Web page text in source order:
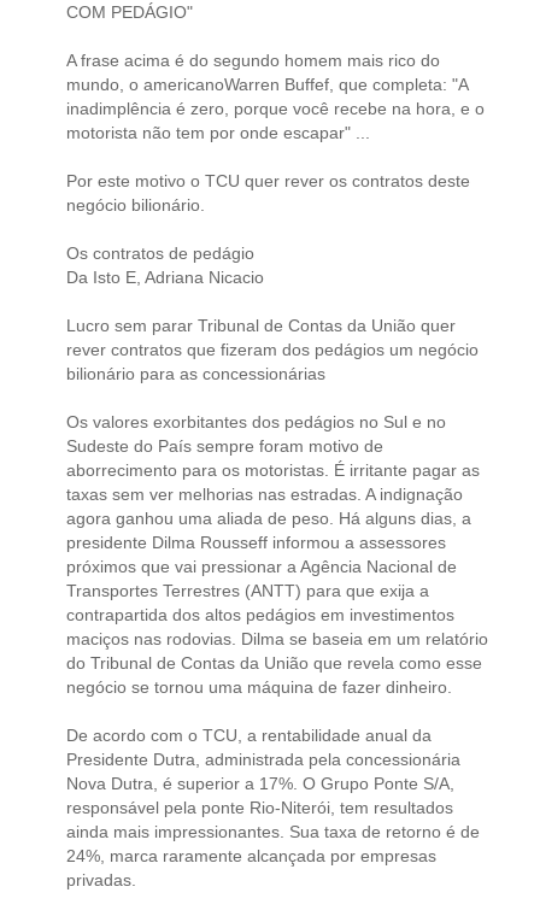
COM PEDÁGIO"
A frase acima é do segundo homem mais rico do
mundo, o americanoWarren Buffef, que completa: "A
inadimplência é zero, porque você recebe na hora, e o
motorista não tem por onde escapar" ...
Por este motivo o TCU quer rever os contratos deste
negócio bilionário.
Os contratos de pedágio
Da Isto E, Adriana Nicacio
Lucro sem parar Tribunal de Contas da União quer
rever contratos que fizeram dos pedágios um negócio
bilionário para as concessionárias
Os valores exorbitantes dos pedágios no Sul e no
Sudeste do País sempre foram motivo de
aborrecimento para os motoristas. É irritante pagar as
taxas sem ver melhorias nas estradas. A indignação
agora ganhou uma aliada de peso. Há alguns dias, a
presidente Dilma Rousseff informou a assessores
próximos que vai pressionar a Agência Nacional de
Transportes Terrestres (ANTT) para que exija a
contrapartida dos altos pedágios em investimentos
maciços nas rodovias. Dilma se baseia em um relatório
do Tribunal de Contas da União que revela como esse
negócio se tornou uma máquina de fazer dinheiro.
De acordo com o TCU, a rentabilidade anual da
Presidente Dutra, administrada pela concessionária
Nova Dutra, é superior a 17%. O Grupo Ponte S/A,
responsável pela ponte Rio-Niterói, tem resultados
ainda mais impressionantes. Sua taxa de retorno é de
24%, marca raramente alcançada por empresas
privadas.